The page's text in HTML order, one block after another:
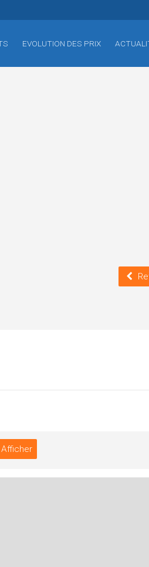
EVOLUTION DES PRIX
Afficher